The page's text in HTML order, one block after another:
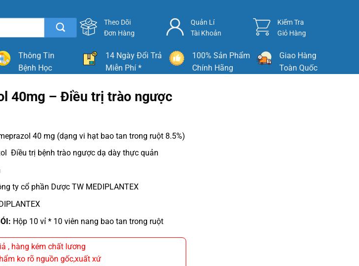
Theo Dõi
Đơn Hàng
Quản Lí
Tài Khoản
Kiểm Tra
Giỏ Hàng
Thông Tin
Bệnh Học
14 Ngày Đổi Trả
Miễn Phí *
100% Sản Phẩm
Chính Hãng
Giao Hàng
Toàn Quốc
40mg – Điều trị trào ngược
40 mg (dạng vi hạt bao tan trong ruột 8.5%)
Điều trị bệnh trào ngược dạ dày thực quản
ty cổ phần Dược TW MEDIPLANTEX
Hộp 10 vỉ * 10 viên nang bao tan trong ruột
, hàng kém chất lương
ko rõ nguồn gốc,xuất xứ